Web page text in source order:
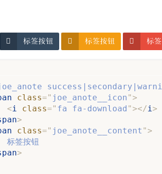
标签按钮 标签按钮 标
class=" joe_anote__icon">
<i class=" fa fa-download "></i>
>
class=" joe_anote__content ">
>